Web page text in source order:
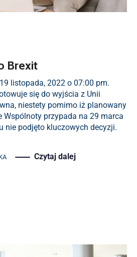
Brexit
listopada, 2022 o 07:00 pm.
się do wyjścia z Unii
niestety pomimo iż planowany
Wspólnoty przypada na 29 marca
nie podjęto kluczowych decyzji.
Czytaj dalej